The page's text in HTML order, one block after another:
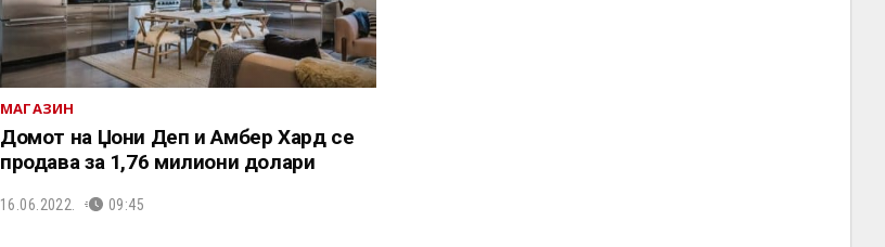
МАГАЗИН
Домот на Џони Деп и Амбер Хард се
продава за 1,76 милиони долари
16.06.2022. 09:45